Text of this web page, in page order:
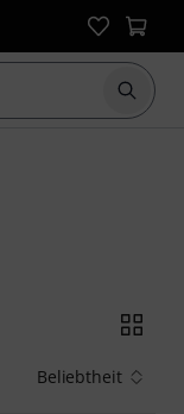
Suche
Beliebtheit